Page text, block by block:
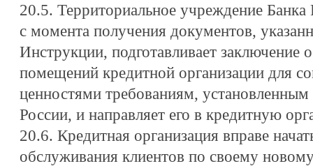
20.5. Территориальное учреждение Банка
с момента получения документов,
Инструкции, подготавливает заключение
помещений кредитной организации для
ценностями требованиям,
России, и направляет его в кредитную
20.6. Кредитная организация вправе
обслуживания клиентов по своему